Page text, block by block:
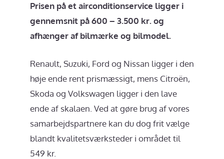
Prisen på et airconditionservice ligger i
gennemsnit på 600 – 3.500 kr. og
afhænger af bilmærke og bilmodel.
Renault, Suzuki, Ford og Nissan ligger i den
høje ende rent prismæssigt, mens Citroën,
Skoda og Volkswagen ligger i den lave
ende af skalaen. Ved at gøre brug af vores
samarbejdspartnere kan du dog frit vælge
blandt kvalitetsværksteder i området til
549 kr.